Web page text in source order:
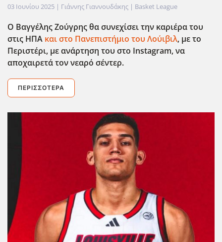
03 Ιουνίου 2025 | Γιάννης Γιαννουδάκης | Basket League
Ο Βαγγέλης Ζούγρης θα συνεχίσει την καριέρα του
στις ΗΠΑ και στο Πανεπιστήμιο του Λούιβιλ, με το
Περιστέρι, με ανάρτηση του στο Instagram, να
αποχαιρετά τον νεαρό σέντερ.
ΠΕΡΙΣΣΌΤΕΡΑ